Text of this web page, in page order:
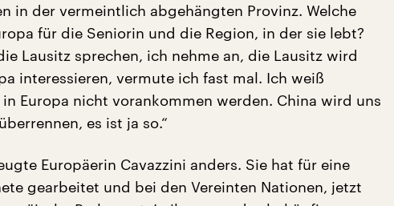
in der vermeintlich abgehängten Provinz. Welche
für die Seniorin und die Region, in der sie lebt?
Lausitz sprechen, ich nehme an, die Lausitz wird
interessieren, vermute ich fast mal. Ich weiß
Europa nicht vorankommen werden. China wird uns
es ist ja so.“
Europäerin Cavazzini anders. Sie hat für eine
gearbeitet und bei den Vereinten Nationen, jetzt